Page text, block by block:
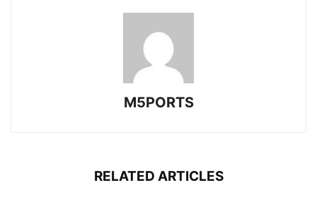
M5PORTS
RELATED ARTICLES